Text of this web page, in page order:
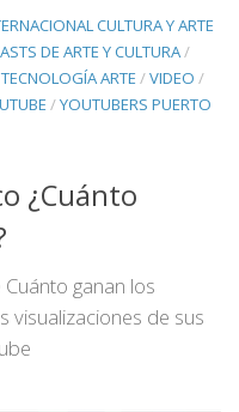
CULTURA Y ARTE
DE ARTE Y CULTURA/
TECNOLOGÍA ARTE /VIDEO /
/YOUTUBERS PUERTO
¿Cuánto
ganan los
visualizaciones de sus